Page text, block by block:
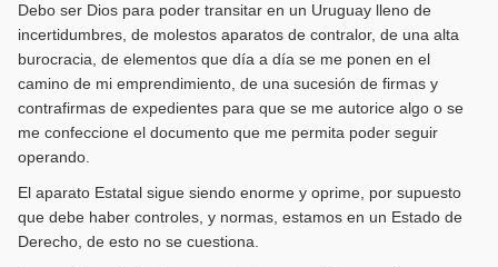
Debo ser Dios para poder transitar en un Uruguay lleno de
incertidumbres, de molestos aparatos de contralor, de una alta
burocracia, de elementos que día a día se me ponen en el
camino de mi emprendimiento, de una sucesión de firmas y
contrafirmas de expedientes para que se me autorice algo o se
me confeccione el documento que me permita poder seguir
operando.
El aparato Estatal sigue siendo enorme y oprime, por supuesto
que debe haber controles, y normas, estamos en un Estado de
Derecho, de esto no se cuestiona.